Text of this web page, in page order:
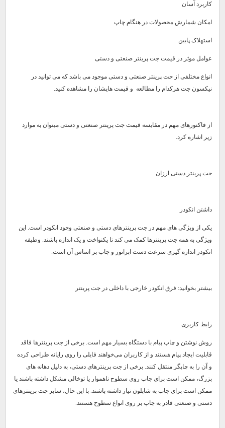
کاربرد آسان
امکان شمارش محصولات در هنگام چاپ
استهلاک پایین
عوامل موثر در قیمت جت پرینتر صنعتی و دستی
انواع مختلفی از جت پرینتر صنعتی و دستی موجود می باشد که می توانید در
نیکسون جت هرکدام را مطالعه و قیمت هایشان را مشاهده کنید.
از فاکتورهای مهم در مقایسه قیمت جت پرینتر صنعتی و دستی میتوان به موارد
زیر اشاره کرد.
جت پرینتر دستی ارزان
داشتن انکودر
یکی از ویژگی های مهم در جت پرینترهای دستی و صنعتی وجود انکودر است. این
ویژگی به همه جت پرینترها کمک می کند تا یکنواخت و یک اندازه باشند. وظیفه
انکودر اندازه گیری سرعت دست اپراتور و چاپ بر اساس آن است.
بیشتر بخوانید: فرق انکودر خارجی با داخلی در جت پرینتر
رابط کاربری
روش نوشتن و چاپ پیام با دستگاه بسیار مهم است. برخی از جت پرینترها فاقد
قابلیت ایجاد پیام هستند و از کاربران می‌خواهند فایلی را روی رایانه طراحی کرده
و آن را به چاپگر منتقل کنند. برخی از جت پرینترهای دستی، به دلیل دهانه های
بزرگ، ممکن است برای چاپ روی سطوح ناهموار یا توخالی مشکل داشته باشند یا
ممکن است برای چاپ به شابلون نیاز داشته باشند. با این حال، سایر جت پرینترهای
دستی و صنعتی قادر به چاپ بر روی انواع سطوح هستند.